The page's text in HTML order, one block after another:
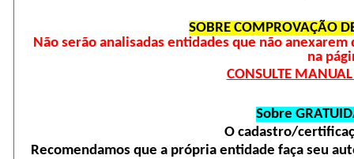
SOBRE COMPROVAÇÃO
Não serão analisadas entidades que não
na
CONSULTE
Sobre
O cadastro/
Recomendamos que a própria entidade faça seu